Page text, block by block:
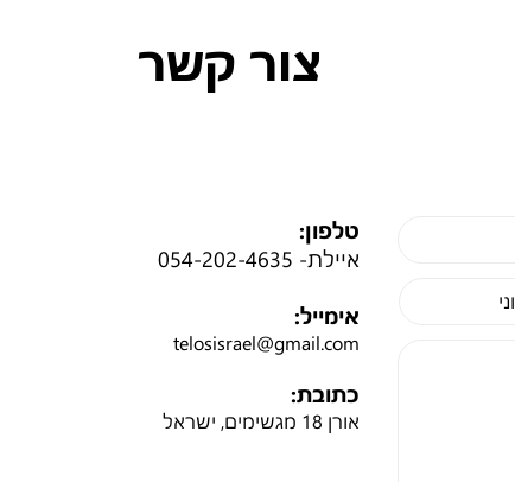
צור קשר
טלפון:
איילת- 054-202-4635
אימייל:
telosisrael@gmail.com
כתובת:
אורן 18 מגשימים, ישראל